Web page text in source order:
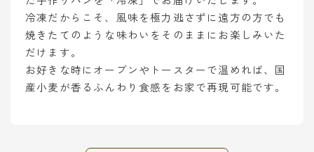
冷凍だからこそ、風味を極力逃さずに遠方の方でも
焼きたてのような味わいをそのままにお楽しみいた
だけます。
お好きな時にオーブンやトースターで温めれば、国
産小麦が香るふんわり食感をお家で再現可能です。